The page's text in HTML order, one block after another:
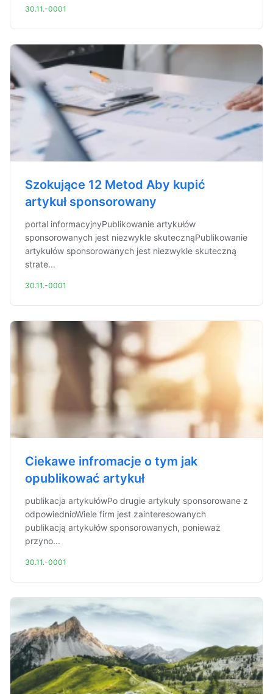
30.11.-0001
Szokujące 12 Metod Aby kupić
artykuł sponsorowany
portal informacyjnyPublikowanie artykułów
sponsorowanych jest niezwykle skutecznąPublikowanie
artykułów sponsorowanych jest niezwykle skuteczną
strate...
30.11.-0001
Ciekawe infromacje o tym jak
opublikować artykuł
publikacja artykułówPo drugie artykuły sponsorowane z
odpowiednioWiele firm jest zainteresowanych
publikacją artykułów sponsorowanych, ponieważ
przyno...
30.11.-0001